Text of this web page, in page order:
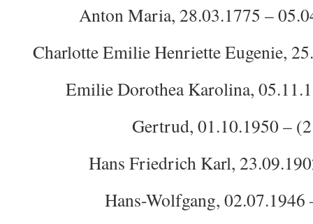
Anton Maria, 28.03.1775 –
Charlotte Emilie Henriette Eugenie,
Emilie Dorothea Karolina,
Gertrud, 01.10.1950 –
Hans Friedrich Karl,
Hans-Wolfgang,